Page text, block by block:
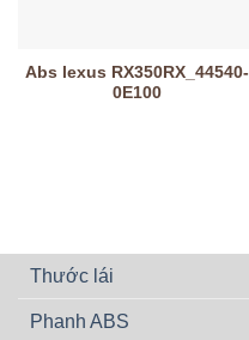
Abs lexus RX350RX_44540-
0E100
Thước lái
Phanh ABS